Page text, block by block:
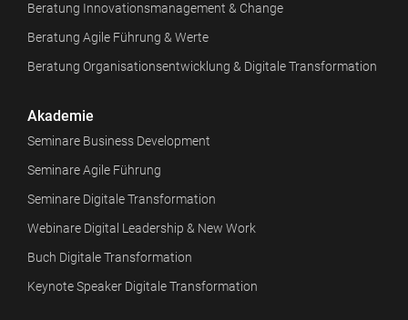
Beratung Innovationsmanagement & Change
Beratung Agile Führung & Werte
Beratung Organisationsentwicklung & Digitale Transformation
Akademie
Seminare Business Development
Seminare Agile Führung
Seminare Digitale Transformation
Webinare Digital Leadership & New Work
Buch Digitale Transformation
Keynote Speaker Digitale Transformation